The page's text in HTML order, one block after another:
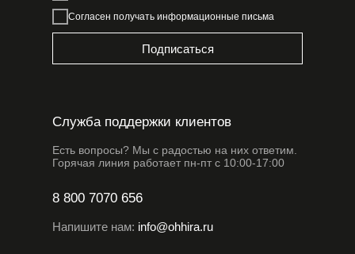
Служба поддержки клиентов
8 800 7070 656
Напишите нам: info@ohhira.ru
Есть вопросы? Мы с радостью на них ответим.
Горячая линия работает пн-пт с 10:00-17:00
Согласен получать информационные письма
Подписаться